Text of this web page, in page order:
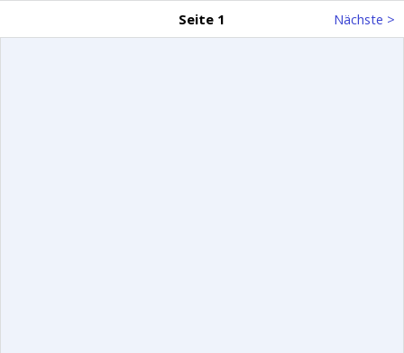
Seite 1 Nächste >